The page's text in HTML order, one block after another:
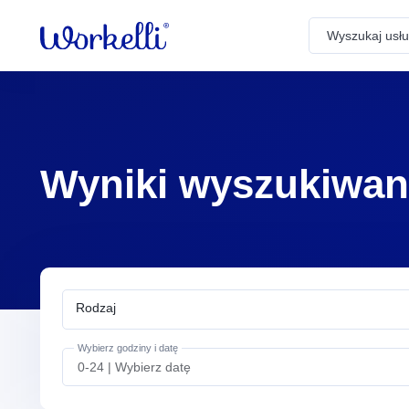
Search
Opieka – Opieka nad
Wyniki
Wybierz godziny i datę